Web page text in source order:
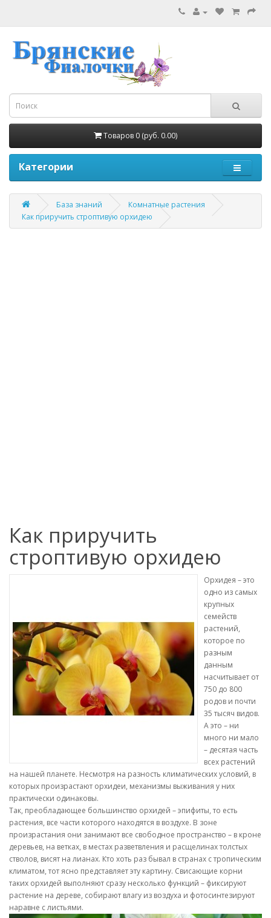
Товаров 0 (руб. 0.00)
Категории
База знаний
Комнатные растения
Как приручить строптивую орхидею
Как приручить
строптивую орхидею
Орхидея – это
одно из самых
крупных
семейств
растений,
которое по
разным
данным
насчитывает от
750 до 800
родов и почти
35 тысяч видов.
А это – ни
много ни мало
– десятая часть
всех растений
на нашей планете. Несмотря на разность климатических условий, в
которых произрастают орхидеи, механизмы выживания у них
практически одинаковы.
Так, преобладающее большинство орхидей – эпифиты, то есть
растения, все части которого находятся в воздухе. В зоне
произрастания они занимают все свободное пространство – в кроне
деревьев, на ветках, в местах разветвления и расщелинах толстых
стволов, висят на лианах. Кто хоть раз бывал в странах с тропическим
климатом, тот ясно представляет эту картину. Свисающие корни
таких орхидей выполняют сразу несколько функций – фиксируют
растение на дереве, собирают влагу из воздуха и фотосинтезируют
наравне с листьями.